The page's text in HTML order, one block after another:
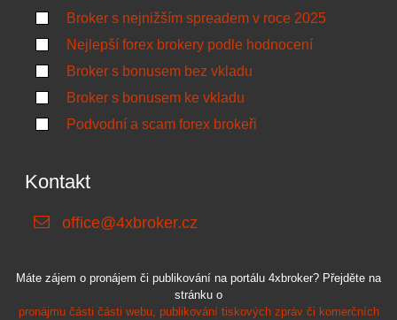
Broker s nejnižším spreadem v roce 2025
Nejlepší forex brokery podle hodnocení
Broker s bonusem bez vkladu
Broker s bonusem ke vkladu
Podvodní a scam forex brokeři
Kontakt
office@4xbroker.cz
Máte zájem o pronájem či publikování na portálu 4xbroker? Přejděte na
stránku o
pronájmu části části webu, publikování tiskových zpráv či komerčních